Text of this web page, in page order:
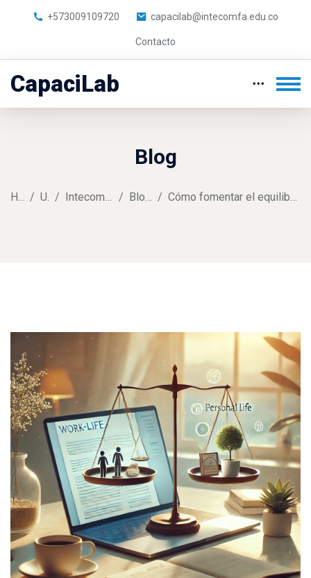
+573009109720 capacilab@intecomfa.edu.co
Contacto
CapaciLab
Blog
Home Users Intecomfa Comfasucre Blog entries Cómo fomentar el equilibrio entre la vida laboral y personal